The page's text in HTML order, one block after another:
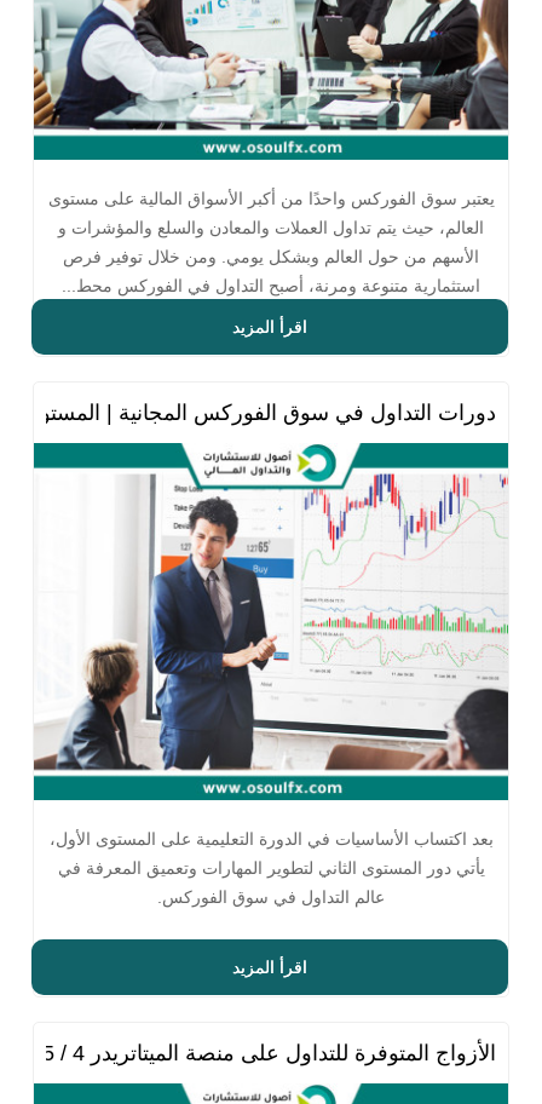
يعتبر سوق الفوركس واحدًا من أكبر الأسواق المالية على مستوى
العالم، حيث يتم تداول العملات والمعادن والسلع والمؤشرات و
الأسهم من حول العالم وبشكل يومي. ومن خلال توفير فرص
استثمارية متنوعة ومرنة، أصبح التداول في الفوركس محط...
اقرأ المزيد
دورات التداول في سوق الفوركس المجانية | المستوى
بعد اكتساب الأساسيات في الدورة التعليمية على المستوى الأول،
يأتي دور المستوى الثاني لتطوير المهارات وتعميق المعرفة في
عالم التداول في سوق الفوركس.
اقرأ المزيد
الأزواج المتوفرة للتداول على منصة الميتاتريدر 4 / 5